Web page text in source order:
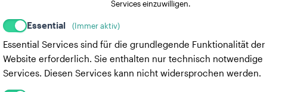
Services einzuwilligen.
Essential (Immer aktiv)
Essential Services sind für die grundlegende Funktionalität der
Website erforderlich. Sie enthalten nur technisch notwendige
Services. Diesen Services kann nicht widersprochen werden.